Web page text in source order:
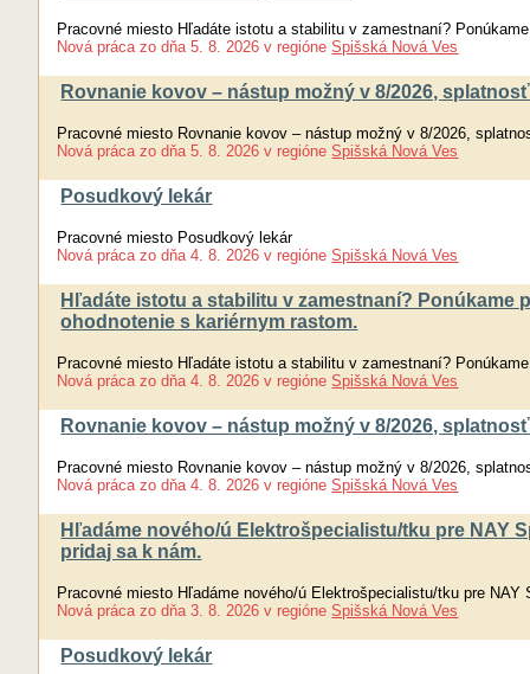
Pracovné miesto Hľadáte istotu a stabilitu v zamestnaní?
Nová práca zo dňa 5. 8. 2026 v regióne Spišská Nová Ves
Rovnanie kovov – nástup možný v 8/2026,
Pracovné miesto Rovnanie kovov – nástup možný v 8/2026,
Nová práca zo dňa 5. 8. 2026 v regióne Spišská Nová Ves
Posudkový lekár
Pracovné miesto Posudkový lekár
Nová práca zo dňa 4. 8. 2026 v regióne Spišská Nová Ves
Hľadáte istotu a stabilitu v zamestnaní? Ponúkame
ohodnotenie s kariérnym rastom.
Pracovné miesto Hľadáte istotu a stabilitu v zamestnaní?
Nová práca zo dňa 4. 8. 2026 v regióne Spišská Nová Ves
Rovnanie kovov – nástup možný v 8/2026,
Pracovné miesto Rovnanie kovov – nástup možný v 8/2026,
Nová práca zo dňa 4. 8. 2026 v regióne Spišská Nová Ves
Hľadáme nového/ú Elektrošpecialistu/tku pre NAY
pridaj sa k nám.
Pracovné miesto Hľadáme nového/ú Elektrošpecialistu/tku pre
Nová práca zo dňa 3. 8. 2026 v regióne Spišská Nová Ves
Posudkový lekár